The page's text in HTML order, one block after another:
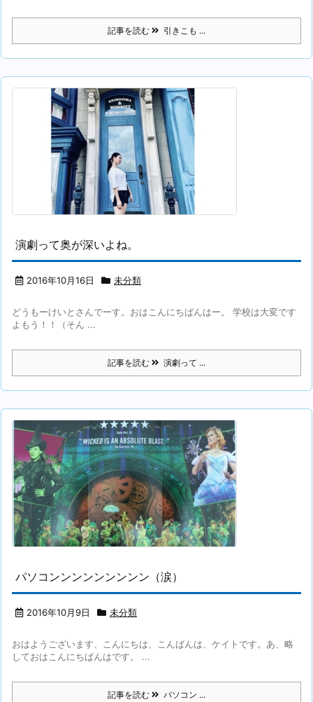
記事を読む 引きこも ...
演劇って奥が深いよね。
2016年10月16日 未分類
どうもーけいとさんでーす。おはこんにちばんはー。 学校は大変です
よもう！！（そん ...
記事を読む 演劇って ...
パソコンンンンンンンンン（涙）
2016年10月9日 未分類
おはようございます、こんにちは、こんばんは、ケイトです。あ、略
しておはこんにちばんはです。 ...
記事を読む パソコン ...